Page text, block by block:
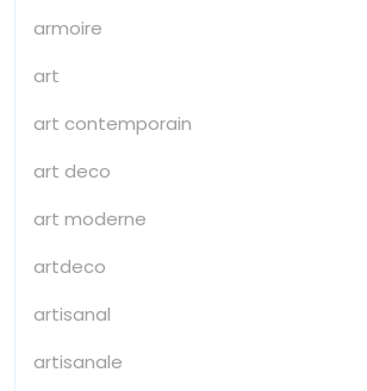
armoire
art
art contemporain
art deco
art moderne
artdeco
artisanal
artisanale